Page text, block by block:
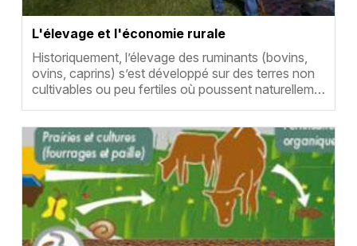
L'élevage et l'économie rurale
Résumé
Historiquement, l’élevage des ruminants (bovins,
ovins, caprins) s’est développé sur des terres non
cultivables ou peu fertiles où poussent naturellem…
Vignette